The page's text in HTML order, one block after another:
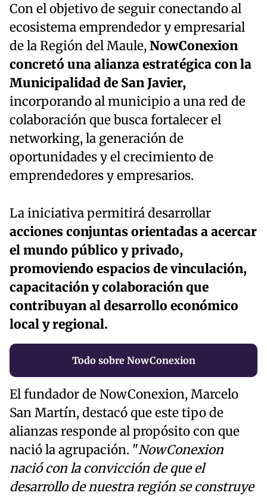
Con el objetivo de seguir conectando al
ecosistema emprendedor y empresarial
de la Región del Maule,NowConexion
concretó una alianza estratégica con la
Municipalidad de San Javier,
incorporando al municipio a una red de
colaboración que busca fortalecer el
networking, la generación de
oportunidades y el crecimiento de
emprendedores y empresarios.
La iniciativa permitirá desarrollar
acciones conjuntas orientadas a acercar
el mundo público y privado,
promoviendo espacios de vinculación,
capacitación y colaboración que
contribuyan al desarrollo económico
local y regional.
Todo sobre NowConexion
El fundador de NowConexion, Marcelo
San Martín, destacó que este tipo de
alianzas responde al propósito con que
nació la agrupación. "NowConexion
nació con la convicción de que el
desarrollo de nuestra región se construye